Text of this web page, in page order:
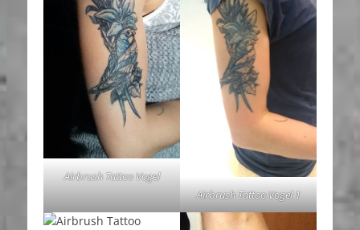
Airbrush Tattoo Vogel
Airbrush Tattoo Vogel 1